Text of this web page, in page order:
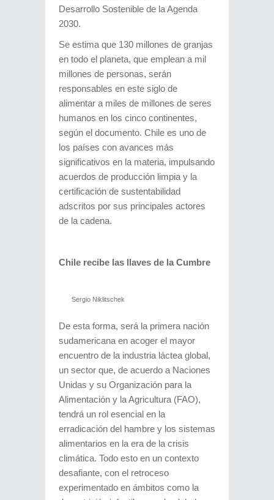
Desarrollo Sostenible de la Agenda
2030.
Se estima que 130 millones de granjas
en todo el planeta, que emplean a mil
millones de personas, serán
responsables en este siglo de
alimentar a miles de millones de seres
humanos en los cinco continentes,
según el documento. Chile es uno de
los países con avances más
significativos en la materia, impulsando
acuerdos de producción limpia y la
certificación de sustentabilidad
adscritos por sus principales actores
de la cadena.
Chile recibe las llaves de la Cumbre
Sergio Niklitschek
De esta forma, será la primera nación
sudamericana en acoger el mayor
encuentro de la industria láctea global,
un sector que, de acuerdo a Naciones
Unidas y su Organización para la
Alimentación y la Agricultura (FAO),
tendrá un rol esencial en la
erradicación del hambre y los sistemas
alimentarios en la era de la crisis
climática. Todo esto en un contexto
desafiante, con el retroceso
experimentado en ámbitos como la